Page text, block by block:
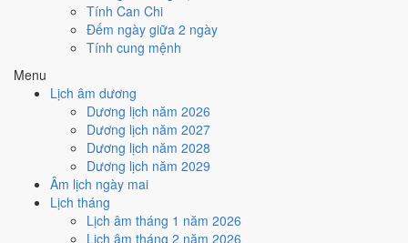
Tính Can Chi
Đếm ngày giữa 2 ngày
Tính cung mệnh
Menu
Lịch âm dương
Dương lịch năm 2026
Dương lịch năm 2027
Dương lịch năm 2028
Dương lịch năm 2029
Âm lịch ngày mai
Lịch tháng
Lịch âm tháng 1 năm 2026
Lịch âm tháng 2 năm 2026
Xấu
Ký hợp đồng - giao ước hôm nay ở
và Ngày Hắc Đạogây bất lợi.
Cách tính ngày tốt
🏗️
Động thổ - khởi công
Xấu
Động thổ - khởi công hôm nay ở
Ngày Hắc Đạogây bất lợi.
Cách tính ngày tốt
🏡 Nhập trạch - vào nhà mới
Xấu
Nhập trạch - vào nhà mới hôm nay ở